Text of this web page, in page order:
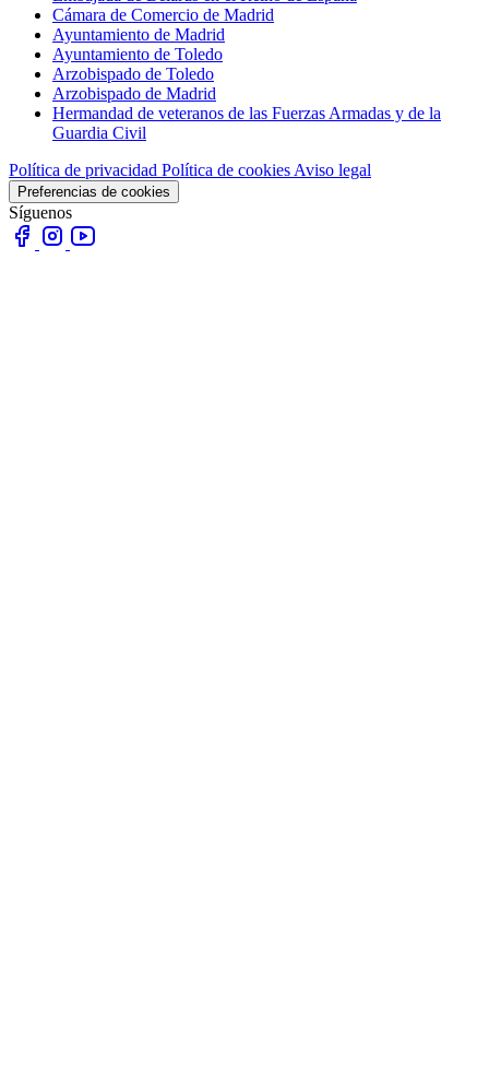
Cámara de Comercio de Madrid
Ayuntamiento de Madrid
Ayuntamiento de Toledo
Arzobispado de Toledo
Arzobispado de Madrid
Hermandad de veteranos de las Fuerzas Armadas y de la
Guardia Civil
Política de privacidad Política de cookies Aviso legal
Preferencias de cookies
Síguenos